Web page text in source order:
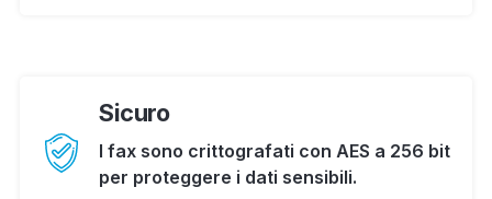
Sicuro
I fax sono crittografati con AES a 256 bit
per proteggere i dati sensibili.